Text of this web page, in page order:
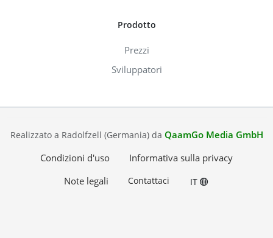
Prodotto
Prezzi
Sviluppatori
Realizzato a Radolfzell (Germania) da QaamGo Media GmbH
Condizioni d'uso
Informativa sulla privacy
Note legali
Contattaci IT